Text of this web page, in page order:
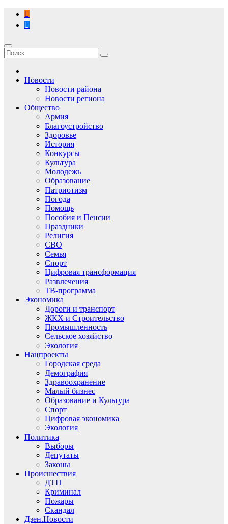
Перейти
содержимому
Новости
Новости района
Новости региона
Общество
Армия
Благоустройство
Здоровье
История
Конкурсы
Культура
Молодежь
Образование
Патриотизм
Погода
Помощь
Пособия и Пенсии
Праздники
Религия
СВО
Семья
Спорт
Цифровая трансформация
Развлечения
ТВ-программа
Экономика
Дороги и транспорт
ЖКХ и Строительство
Промышленность
Сельское хозяйство
Экология
Нацпроекты
Городская среда
Демография
Здравоохранение
Малый бизнес
Образование и Культура
Спорт
Цифровая экономика
Экология
Политика
Выборы
Депутаты
Законы
Происшествия
ДТП
Криминал
Пожары
Скандал
Дзен.Новости